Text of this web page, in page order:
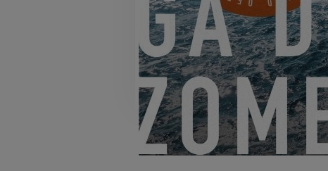
EXCESS